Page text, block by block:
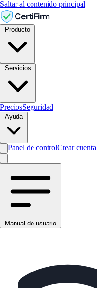
Saltar al contenido principal
CertiFirm
PreciosSeguridad
Ayuda
Panel de controlCrear cuenta
Manual de usuario